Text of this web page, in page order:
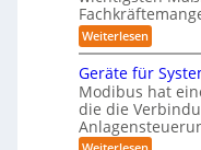
r
R
o
b
o
t
i
b
i
I
S
O
-
i
t
ä
r
i
s
c
h
e
c
h
w
i
ß
c
o
b
a
t
i
o
n
v
o
n
E
n
Weiterlesen:
M
n
s
c
h
e
Geräte für
Modibus hat
die die
: